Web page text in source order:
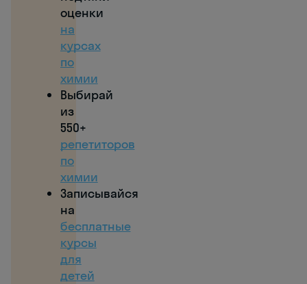
оценки
на
курсах
по
химии
Выбирай
из
550+
репетиторов
по
химии
Записывайся
на
бесплатные
курсы
для
детей